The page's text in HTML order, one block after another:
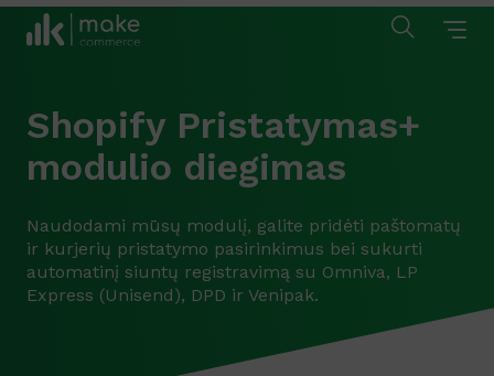
Shopify Pristatymas+
modulio diegimas
Naudodami mūsų modulį, galite pridėti paštomatų
ir kurjerių pristatymo pasirinkimus bei sukurti
automatinį siuntų registravimą su Omniva, LP
Express (Unisend), DPD ir Venipak.